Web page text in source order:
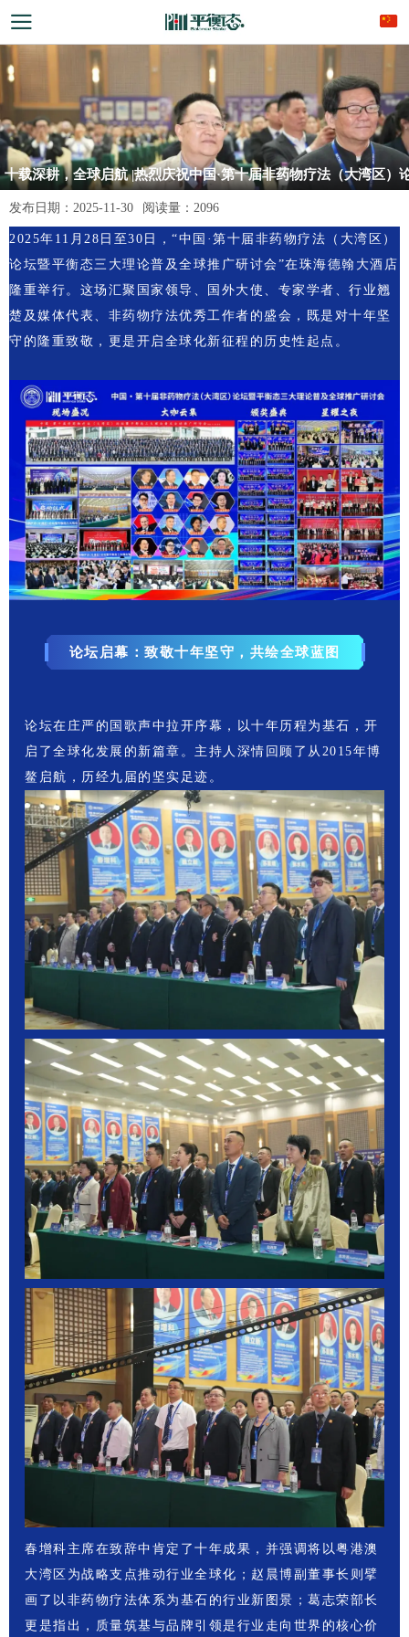
十载深耕，全球启航 |热烈庆祝中国·第十届非药物疗法（大湾区）
坛暨平衡态2025年度盛会圆满成功！
发布日期： 2025-11-30 阅读量： 2096
2025年11月28日至30日，“中国·第十届非药物疗法（大湾区）
论坛暨平衡态三大理论普及全球推广研讨会”在珠海德翰大酒店
隆重举行。这场汇聚国家领导、国外大使、专家学者、行业翘
楚及媒体代表、非药物疗法优秀工作者的盛会，既是对十年坚
守的隆重致敬，更是开启全球化新征程的历史性起点。
论坛启幕：致敬十年坚守，共绘全球蓝图
论坛在庄严的国歌声中拉开序幕，以十年历程为基石，开
启了全球化发展的新篇章。主持人深情回顾了从2015年博
鳌启航，历经九届的坚实足迹。
春增科主席在致辞中肯定了十年成果，并强调将以粤港澳
大湾区为战略支点推动行业全球化；赵晨博副董事长则擘
画了以非药物疗法体系为基石的行业新图景；葛志荣部长
更是指出，质量筑基与品牌引领是行业走向世界的核心价